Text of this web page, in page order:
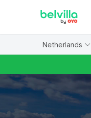
Netherlands